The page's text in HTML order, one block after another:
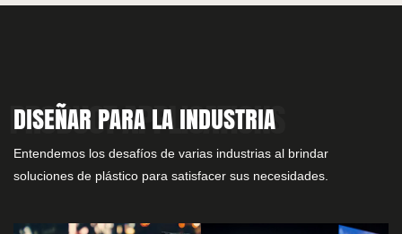
DISEÑAR PARA LA INDUSTRIA
Entendemos los desafíos de varias industrias al brindar
soluciones de plástico para satisfacer sus necesidades.